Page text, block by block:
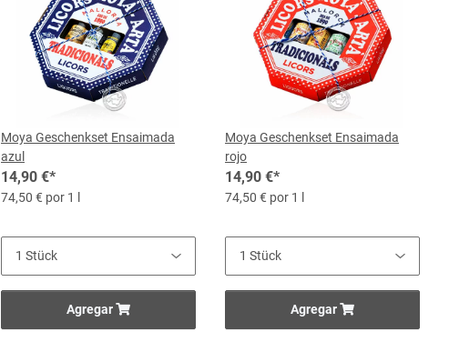
Moya Geschenkset Ensaimada
azul
14,90 €*
74,50 € por 1 l
Agregar
Moya Geschenkset Ensaimada
rojo
14,90 €*
74,50 € por 1 l
Agregar